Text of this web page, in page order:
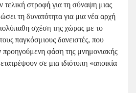
τελική στροφή για τη σύναψη μιας
τη δυνατότητα για μια νέα αρχή
σχέση της χώρας με το
παγκόσμιους δανειστές, που
προηγούμενη φάση της μνημονιακής
σε μια ιδιότυπη «αποικία